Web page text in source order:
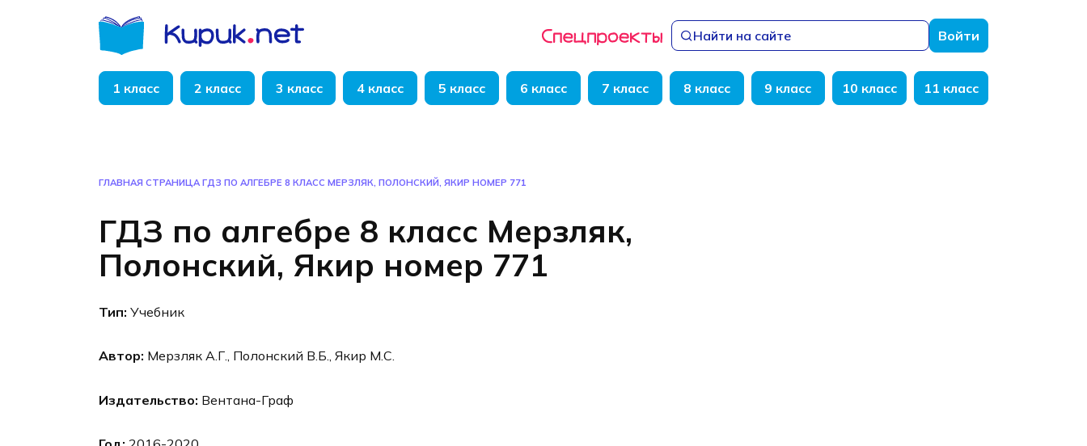
Найти на сайте Войти
1 класс 2 класс 3 класс 4 класс 5 класс 6 класс 7 класс 8 класс 9 класс 10 класс 11 класс
ГЛАВНАЯ СТРАНИЦА ГДЗ ПО АЛГЕБРЕ 8 КЛАСС МЕРЗЛЯК, ПОЛОНСКИЙ, ЯКИР НОМЕР 771
ГДЗ по алгебре 8 класс Мерзляк,
Полонский, Якир номер 771
Тип: Учебник
Автор: Мерзляк А.Г., Полонский В.Б., Якир М.С.
Издательство: Вентана-Граф